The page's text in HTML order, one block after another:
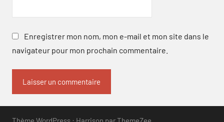
Enregistrer mon nom, mon e-mail et mon site dans le
navigateur pour mon prochain commentaire.